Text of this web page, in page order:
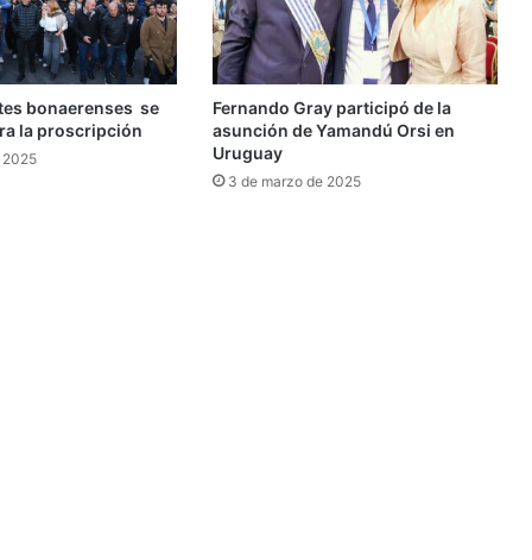
bonaerenses se
la proscripción
2025
Fernando Gray participó de la
asunción de Yamandú Orsi en
Uruguay
3 de marzo de 2025